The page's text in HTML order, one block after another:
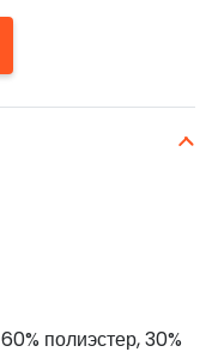
полиэстер, 30%